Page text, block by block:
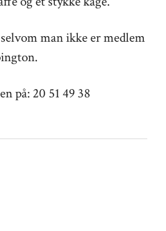
man ikke er medlem
på: 20 51 49 38